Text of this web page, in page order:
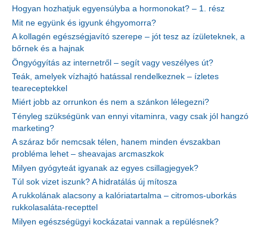
Hogyan hozhatjuk egyensúlyba a hormonokat? – 1. rész
Mit ne együnk és igyunk éhgyomorra?
A kollagén egészségjavító szerepe – jót tesz az ízületeknek, a
bőrnek és a hajnak
Öngyógyítás az internetről – segít vagy veszélyes út?
Teák, amelyek vízhajtó hatással rendelkeznek – ízletes
teareceptekkel
Miért jobb az orrunkon és nem a szánkon lélegezni?
Tényleg szükségünk van ennyi vitaminra, vagy csak jól hangzó
marketing?
A száraz bőr nemcsak télen, hanem minden évszakban
probléma lehet – sheavajas arcmaszkok
Milyen gyógyteát igyanak az egyes csillagjegyek?
Túl sok vizet iszunk? A hidratálás új mítosza
A rukkolának alacsony a kalóriatartalma – citromos-uborkás
rukkolasaláta-recepttel
Milyen egészségügyi kockázatai vannak a repülésnek?